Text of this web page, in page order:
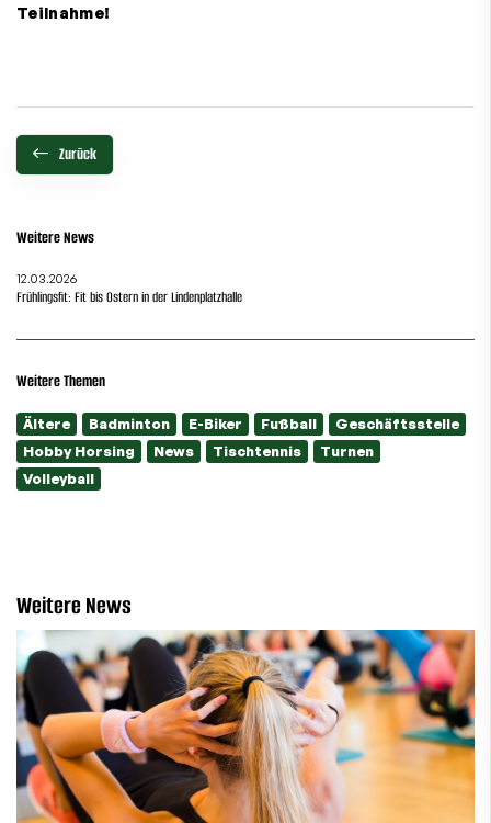
Teilnahme!
Zurück
Weitere News
12.03.2026
Frühlingsfit: Fit bis Ostern in der Lindenplatzhalle
Weitere Themen
Ältere Badminton E-Biker Fußball
Geschäftsstelle
Hobby Horsing
News Tischtennis
Turnen
Volleyball
Weitere News